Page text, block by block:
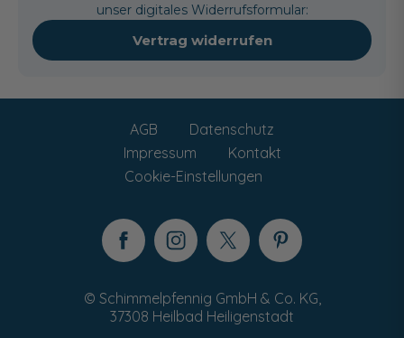
unser digitales Widerrufsformular:
Vertrag widerrufen
AGB
Datenschutz
Impressum
Kontakt
Cookie-Einstellungen
© Schimmelpfennig GmbH & Co. KG,
37308 Heilbad Heiligenstadt